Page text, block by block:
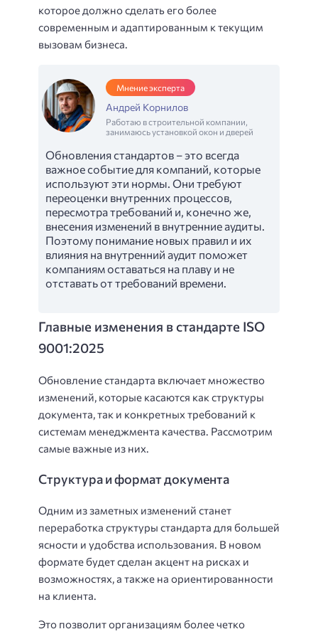
которое должно сделать его более
современным и адаптированным к текущим
вызовам бизнеса.
Мнение эксперта
Андрей Корнилов
Работаю в строительной компании,
занимаюсь установкой окон и дверей
Обновления стандартов – это всегда
важное событие для компаний, которые
используют эти нормы. Они требуют
переоценки внутренних процессов,
пересмотра требований и, конечно же,
внесения изменений в внутренние аудиты.
Поэтому понимание новых правил и их
влияния на внутренний аудит поможет
компаниям оставаться на плаву и не
отставать от требований времени.
Главные изменения в стандарте ISO
9001:2025
Обновление стандарта включает множество
изменений, которые касаются как структуры
документа, так и конкретных требований к
системам менеджмента качества. Рассмотрим
самые важные из них.
Структура и формат документа
Одним из заметных изменений станет
переработка структуры стандарта для большей
ясности и удобства использования. В новом
формате будет сделан акцент на рисках и
возможностях, а также на ориентированности
на клиента.
Это позволит организациям более четко